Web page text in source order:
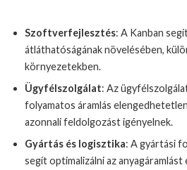
Szoftverfejlesztés: A Kanban
átláthatóságának növelésében,
környezetekben.
Ügyfélszolgálat: Az
folyamatos áramlás
azonnali feldolgozást igényelnek.
Gyártás és logisztika: A gyártási
segít optimalizálni az